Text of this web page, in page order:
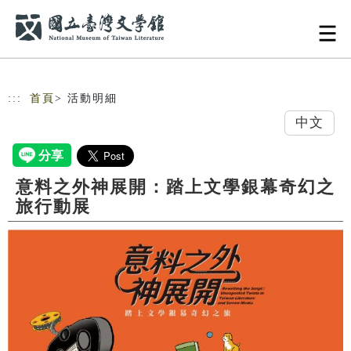
::: 首頁 > 活動明細
中文
意料之外神展開：踏上文學銀幕奇幻之
旅行動展